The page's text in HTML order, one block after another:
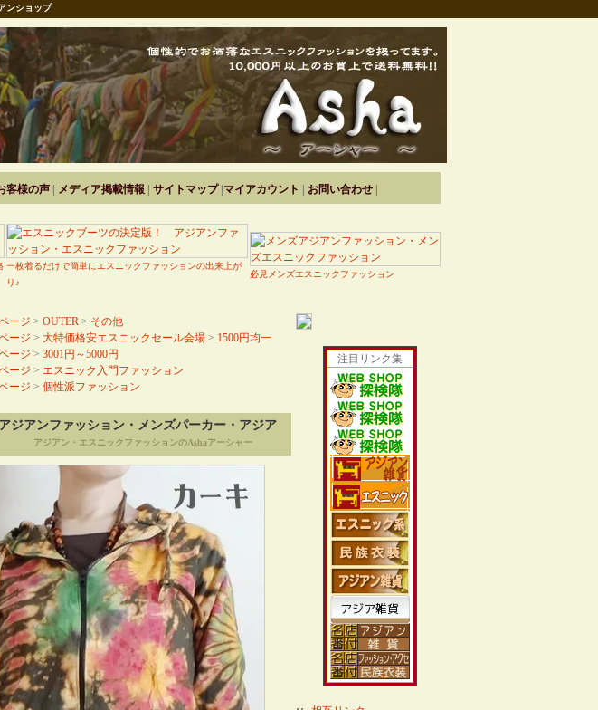
ンショップ
客様の声| メディア掲載情報 サイトマップ| マイアカウント お問い合わせ|
一枚着るだけで簡単にエスニックファッションの出来上が
り♪
必見メンズエスニックファッション
ージ > OUTER> その他
ージ > 大特価格安エスニックセール会場 > 1500円均一
ージ > 3001円～5000円
ージ > エスニック入門ファッション
ージ > 個性派ファッション
ジアンファッション・メンズパーカー・アジア
アジアン・エスニックファッションのAshaアーシャー
注目リンク集